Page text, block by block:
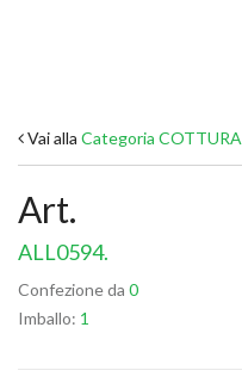
Vai alla Categoria COTTURA
Art.
ALL0594.
Confezione da 0
Imballo: 1